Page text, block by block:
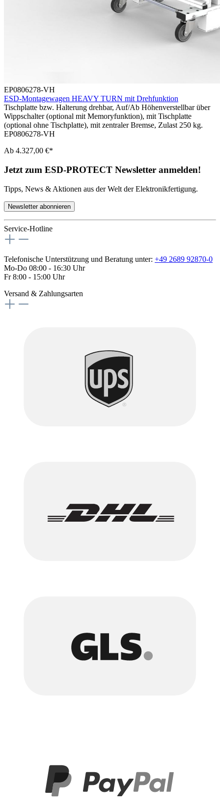
EP0806278-VH
ESD-Montagewagen HEAVY TURN mit Drehfunktion
Tischplatte bzw. Halterung drehbar, Auf/Ab Höhenverstellbar über
Wippschalter (optional mit Memoryfunktion), mit Tischplatte
(optional ohne Tischplatte), mit zentraler Bremse, Zulast 250 kg.
EP0806278-VH
Ab 4.327,00 €*
Jetzt zum ESD-PROTECT Newsletter anmelden!
Tipps, News & Aktionen aus der Welt der Elektronikfertigung.
Newsletter abonnieren
Service-Hotline
Telefonische Unterstützung und Beratung unter: +49 2689 92870-0
Mo-Do 08:00 - 16:30 Uhr
Fr 8:00 - 15:00 Uhr
Versand & Zahlungsarten